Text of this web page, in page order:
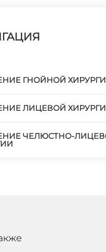
ГНОЙНОЙ
ЛИЦЕВОЙ
ЧЕЛЮСТНО-